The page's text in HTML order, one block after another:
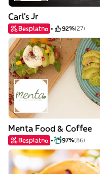
Carl's Jr
Besplatno 92%(27)
Menta Food & Coffee
Besplatno 97%(86)